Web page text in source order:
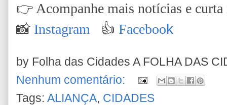
👉 Acompanhe mais notícias e curta
📸 Instagram 👍 Facebook
by Folha das Cidades A FOLHA DAS
Nenhum comentário:
Tags: ALIANÇA, CIDADES